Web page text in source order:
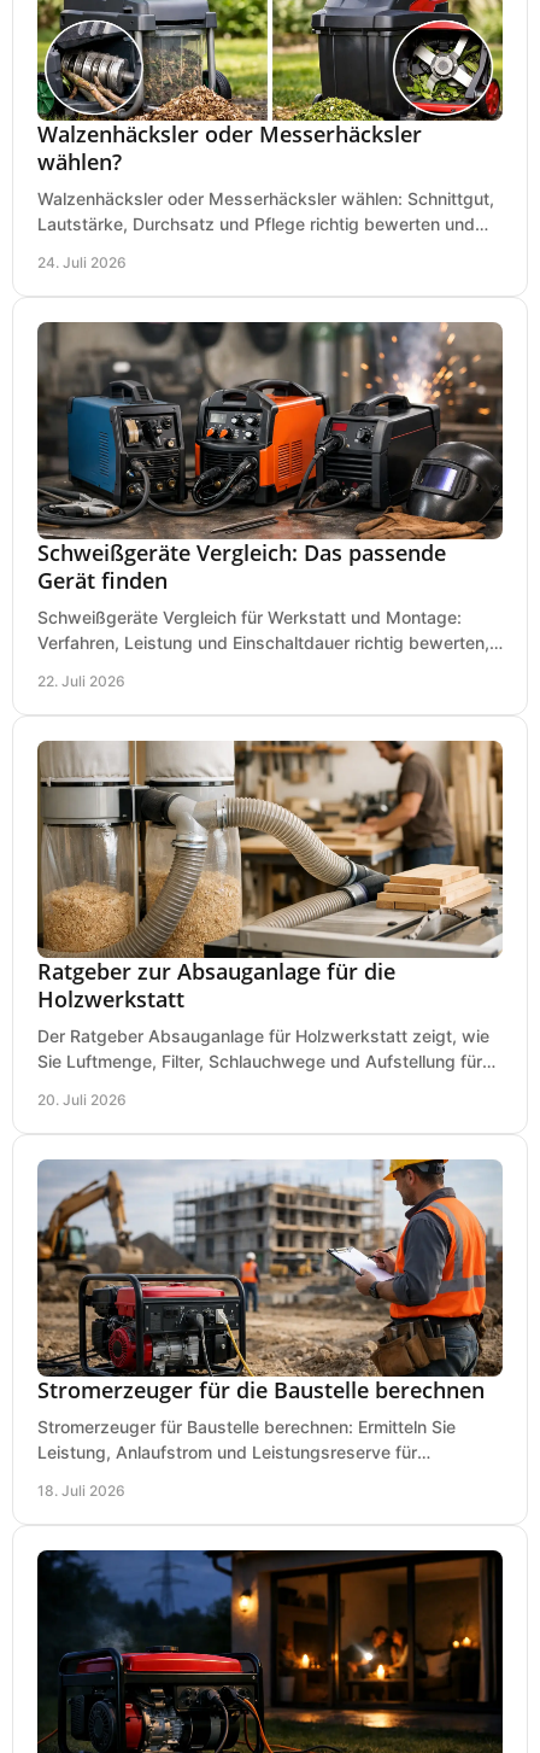
Walzenhäcksler oder Messerhäcksler
wählen?
Walzenhäcksler oder Messerhäcksler wählen: Schnittgut,
Lautstärke, Durchsatz und Pflege richtig bewerten und
24. Juli 2026
Schweißgeräte Vergleich: Das passende
Gerät finden
Schweißgeräte Vergleich für Werkstatt und Montage:
Verfahren, Leistung und Einschaltdauer richtig bewerten,
22. Juli 2026
Ratgeber zur Absauganlage für die
Holzwerkstatt
Der Ratgeber Absauganlage für Holzwerkstatt zeigt, wie
Sie Luftmenge, Filter, Schlauchwege und Aufstellung für
20. Juli 2026
Stromerzeuger für die Baustelle berechnen
Stromerzeuger für Baustelle berechnen: Ermitteln Sie
Leistung, Anlaufstrom und Leistungsreserve für
18. Juli 2026